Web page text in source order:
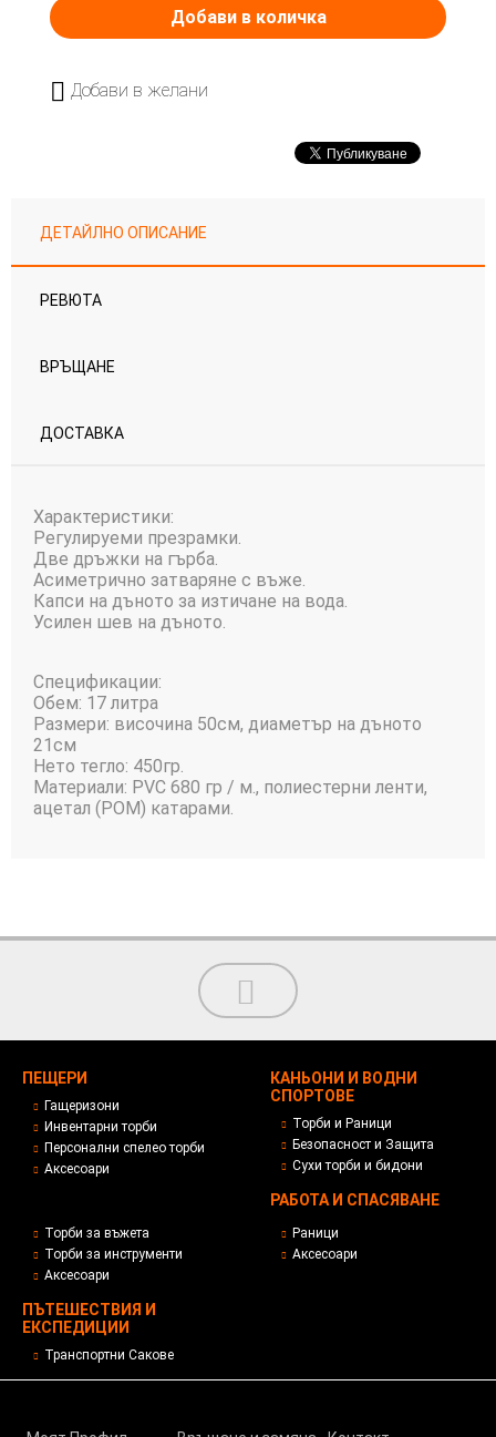
Добави в желани
ДЕТАЙЛНО ОПИСАНИЕ
РЕВЮТА
ВРЪЩАНЕ
ДОСТАВКА
Характеристики:
Регулируеми презрамки.
Две дръжки на гърба.
Асиметрично затваряне с въже.
Капси на дъното за изтичане на вода.
Усилен шев на дъното.
Спецификации:
Обем: 17 литра
Размери: височина 50см, диаметър на дъното
21см
Нето тегло: 450гр.
Материали: PVC 680 гр / м., полиестерни ленти,
ацетал (POM) катарами.
ПЕЩЕРИ
Гащеризони
Инвентарни торби
Персонални спелео торби
Аксесоари
КАНЬОНИ И ВОДНИ
СПОРТОВЕ
Торби и Раници
Безопасност и Защита
Сухи торби и бидони
РАБОТА И СПАСЯВАНЕ
Торби за въжета
Торби за инструменти
Аксесоари
ПЪТЕШЕСТВИЯ И
ЕКСПЕДИЦИИ
Транспортни Сакове
Раници
Аксесоари